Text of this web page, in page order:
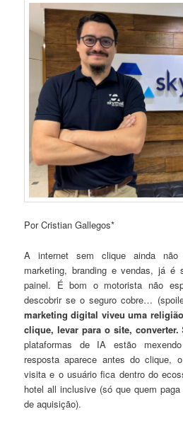
Por Cristian Gallegos*
A internet sem clique ainda
marketing, branding e vendas, já é
painel. É bom o motorista não
descobrir se o seguro cobre…
marketing digital viveu uma
clique, levar para o site, converter.
plataformas de IA estão
resposta aparece antes do clique,
visita e o usuário fica dentro do
hotel all inclusive (só que quem
de aquisição).